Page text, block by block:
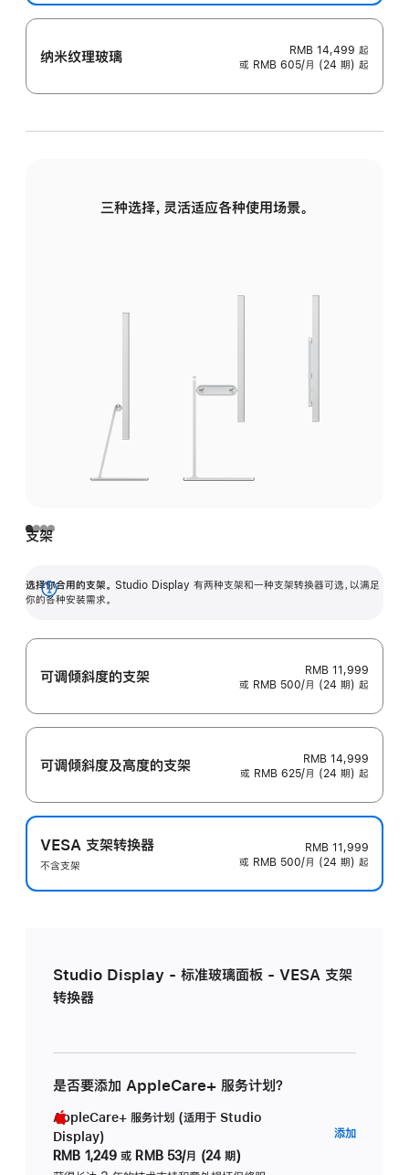
纳米纹理玻璃 RMB 14,499 起
或 RMB 605/月 (24 期) 起
三种选择，灵活适应各种使用场景。
支架
选择你合用的支架。 Studio Display 有两种支架和一种支架转换器可选，以满足
你的各种安装需求。
展
可调倾斜度的支架
RMB 11,999
或 RMB 500/月 (24 期) 起
可调倾斜度及高‍度的支‍架
RMB 14,999
或 RMB 625/月 (24 期) 起
VESA 支架转换器
不含支架
RMB 11,999
或 RMB 500/月 (24 期) 起
Studio Display - 标准玻璃面板 - VESA 支架
转换器
是否要添加 AppleCare+ 服务计划？
AppleCare+ 服务计划 (适用于 Studio
Display)
RMB 1,249 或 RMB 53/月 (24 期)
添加